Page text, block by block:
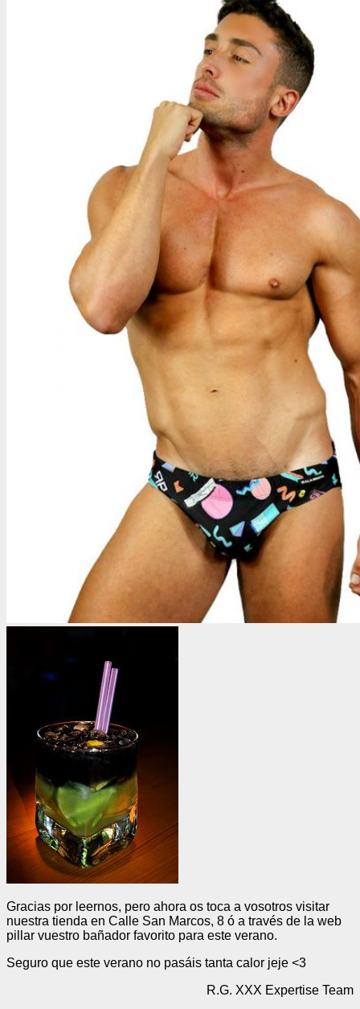
Gracias por leernos, pero ahora os toca a vosotros visitar
nuestra tienda en Calle San Marcos, 8 ó a través de la web
pillar vuestro bañador favorito para este verano.
Seguro que este verano no pasáis tanta calor jeje <3
R.G. XXX Expertise Team